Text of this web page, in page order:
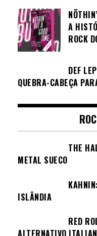
A
ROCK
DEF
QUEBRA-CABEÇA
THE
METAL SUECO
ISLÂNDIA
RED
ALTERNATIVO